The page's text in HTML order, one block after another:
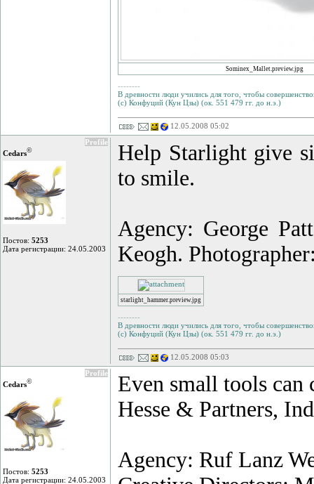
Sominex_Mallet.preview.jpg
--------
В древности люди учились для того, чтобы
(с) Конфуций (Кун Цзы) (ок. 551 479 гг. до н.э.)
12.05.2008 05:02
Profile
Cedars©
Постов: 5253
Дата регистрации: 24.05.2003
Help Starlight give
to smile.
Agency: George
Keogh.
starlight_hammer.preview.jpg
--------
В древности люди учились для того, чтобы
(с) Конфуций (Кун Цзы) (ок. 551 479 гг. до н.э.)
12.05.2008 05:03
Profile
Cedars©
Постов: 5253
Дата регистрации: 24.05.2003
Even small tools can
Hesse & Partners,
Agency: Ruf Lanz